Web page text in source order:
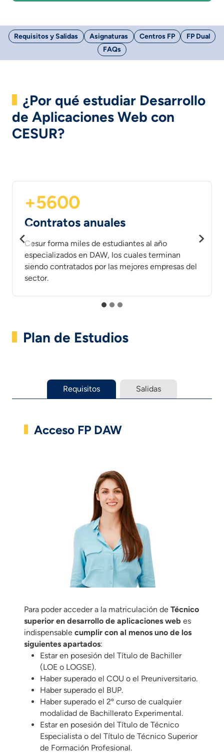
Requisitos y Salidas Asignaturas Centros FP
FP Dual
FAQs
¿Por qué estudiar Desarrollo
de Aplicaciones Web con
CESUR?
+5600
Contratos anuales
Cesur forma miles de estudiantes al año
especializados en DAW, los cuales terminan
siendo contratados por las mejores empresas del
sector.
Plan de Estudios
Requisitos Salidas
Acceso FP DAW
Para poder acceder a la matriculación de Técnico
superior en desarrollo de aplicaciones web es
indispensable cumplir con al menos uno de los
siguientes apartados:
Estar en posesión del Título de Bachiller
(LOE o LOGSE).
Haber superado el COU o el Preuniversitario.
Haber superado el BUP.
Haber superado el 2º curso de cualquier
modalidad de Bachillerato Experimental.
Estar en posesión del Título de Técnico
Especialista o del Título de Técnico Superior
de Formación Profesional.